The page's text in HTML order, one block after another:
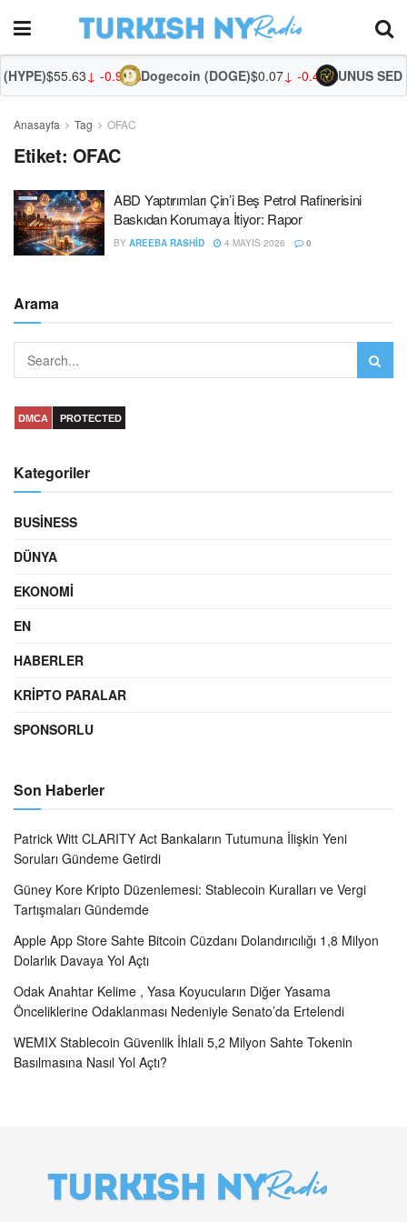
$55.63↓ -0.98%Dogecoin (DOGE)$0.07↓ -0.43%UNUS SED
Anasayfa Tag OFAC
Etiket: OFAC
ABD Yaptırımları Çin’i Beş Petrol Rafinerisini
Baskıdan Korumaya İtiyor: Rapor
BY AREEBA RASHID 4 MAYIS 2026 0
Arama
DMCA PROTECTED
Kategoriler
BUSINESS
DÜNYA
EKONOMI
EN
HABERLER
KRIPTO PARALAR
SPONSORLU
Son Haberler
Patrick Witt CLARITY Act Bankaların Tutumuna İlişkin Yeni
Soruları Gündeme Getirdi
Güney Kore Kripto Düzenlemesi: Stablecoin Kuralları ve Vergi
Tartışmaları Gündemde
Apple App Store Sahte Bitcoin Cüzdanı Dolandırıcılığı 1,8 Milyon
Dolarlık Davaya Yol Açtı
Odak Anahtar Kelime , Yasa Koyucuların Diğer Yasama
Önceliklerine Odaklanması Nedeniyle Senato’da Ertelendi
WEMIX Stablecoin Güvenlik İhlali 5,2 Milyon Sahte Tokenin
Basılmasına Nasıl Yol Açtı?